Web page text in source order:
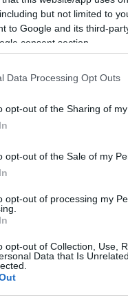
but not limited to
to Google and its third-
consent section.
Data Processing Opt Outs
opt-out of the Sharing of
opt-out of the Sale of my
opt-out of processing my
opt-out of Collection, Use,
Data that Is
attori della filiera: